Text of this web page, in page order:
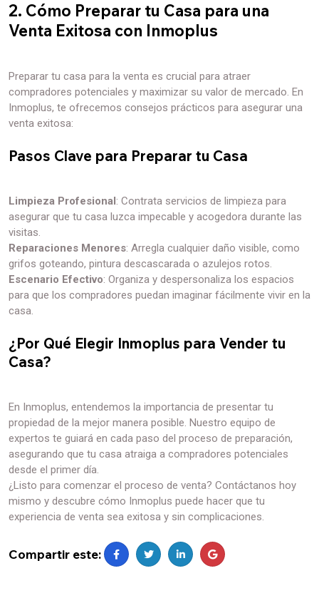
2. Cómo Preparar tu Casa para una
Venta Exitosa con Inmoplus
Preparar tu casa para la venta es crucial para atraer
compradores potenciales y maximizar su valor de mercado. En
Inmoplus, te ofrecemos consejos prácticos para asegurar una
venta exitosa:
Pasos Clave para Preparar tu Casa
Limpieza Profesional: Contrata servicios de limpieza para
asegurar que tu casa luzca impecable y acogedora durante las
visitas.
Reparaciones Menores: Arregla cualquier daño visible, como
grifos goteando, pintura descascarada o azulejos rotos.
Escenario Efectivo: Organiza y despersonaliza los espacios
para que los compradores puedan imaginar fácilmente vivir en la
casa.
¿Por Qué Elegir Inmoplus para Vender tu
Casa?
En Inmoplus, entendemos la importancia de presentar tu
propiedad de la mejor manera posible. Nuestro equipo de
expertos te guiará en cada paso del proceso de preparación,
asegurando que tu casa atraiga a compradores potenciales
desde el primer día.
¿Listo para comenzar el proceso de venta? Contáctanos hoy
mismo y descubre cómo Inmoplus puede hacer que tu
experiencia de venta sea exitosa y sin complicaciones.
Compartir este: